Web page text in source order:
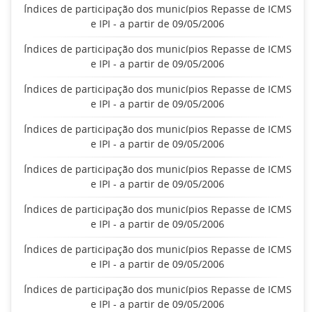
Índices de participação dos municípios Repasse de ICMS
e IPI - a partir de 09/05/2006
Índices de participação dos municípios Repasse de ICMS
e IPI - a partir de 09/05/2006
Índices de participação dos municípios Repasse de ICMS
e IPI - a partir de 09/05/2006
Índices de participação dos municípios Repasse de ICMS
e IPI - a partir de 09/05/2006
Índices de participação dos municípios Repasse de ICMS
e IPI - a partir de 09/05/2006
Índices de participação dos municípios Repasse de ICMS
e IPI - a partir de 09/05/2006
Índices de participação dos municípios Repasse de ICMS
e IPI - a partir de 09/05/2006
Índices de participação dos municípios Repasse de ICMS
e IPI - a partir de 09/05/2006